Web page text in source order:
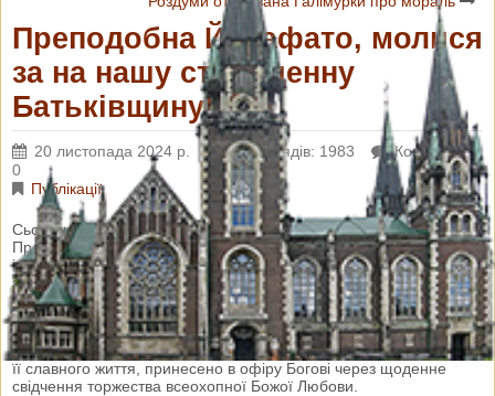
Преподобна Йосафато, молися
за на нашу стражденну
Батьківщину!
20 листопада 2024 р. Переглядів: 1983
Коментарі:
0
Публікації
Сьогодні Українська Греко-Католицька Церква вшановує
Преподобну Йосафату (Гордашевську). З цієї нагоди вітаю усіх
іменинниць, котрі носять це ім’я. Нехай Божий голос завжди
знаходить добру ріллю їхніх душ. Міцного здоров’я!
Цій смиренній монахині з Божого Провидіння судилося стати
справжнім первістком зрощеного на наших рідних землях зерна
Христової науки, плід якого, виплеканий впродовж довгих років
її славного життя, принесено в офіру Богові через щоденне
свідчення торжества всеохопної Божої Любови.